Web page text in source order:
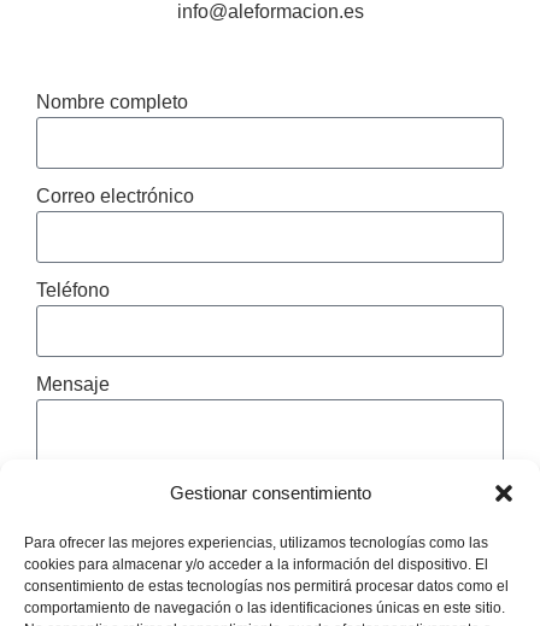
Gestionar consentimiento
Para ofrecer las mejores experiencias, utilizamos tecnologías como las
cookies para almacenar y/o acceder a la información del dispositivo. El
consentimiento de estas tecnologías nos permitirá procesar datos como el
comportamiento de navegación o las identificaciones únicas en este sitio.
info@aleformacion.es
Nombre completo
Correo electrónico
Teléfono
Mensaje
Acepto laspolíticas de privacidad
Enviar